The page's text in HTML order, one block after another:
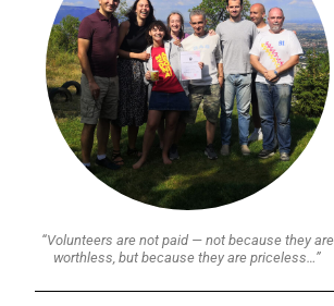
“Volunteers are not paid — not because they are
worthless, but because they are priceless…”